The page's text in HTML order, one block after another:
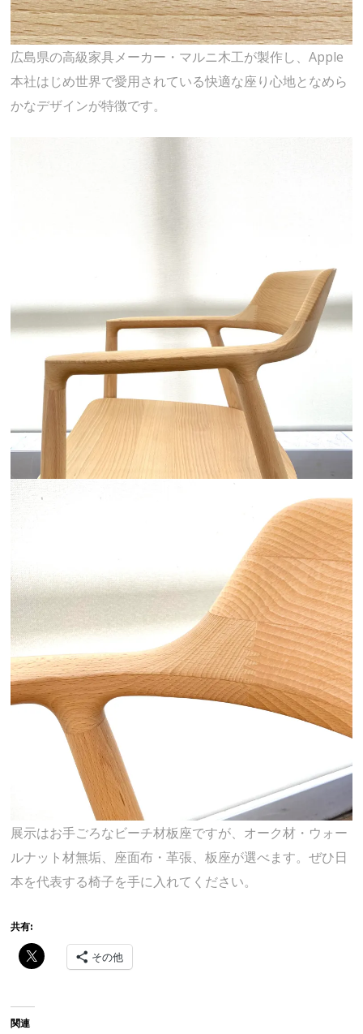
広島県の高級家具メーカー・マルニ木工が製作し、Apple
本社はじめ世界で愛用されている快適な座り心地となめら
かなデザインが特徴です。
展示はお手ごろなビーチ材板座ですが、オーク材・ウォー
ルナット材無垢、座面布・革張、板座が選べます。ぜひ日
本を代表する椅子を手に入れてください。
共有:
その他
関連